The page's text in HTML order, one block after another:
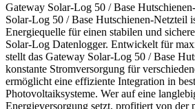
Gateway Solar-Log 50 / Base
Solar-Log 50 / Base Hutschienen-Netzteil
Energiequelle für einen stabilen und
Solar-Log Datenlogger. Entwickelt für
stellt das Gateway Solar-Log 50 / Base
konstante Stromversorgung für
ermöglicht eine effiziente Integration in
Photovoltaiksysteme. Wer auf eine
Energieversorgung setzt, profitiert von der